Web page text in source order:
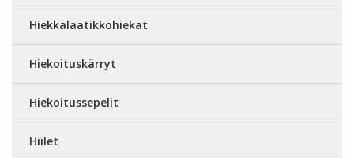
Hiekkalaatikkohiekat
Hiekoituskärryt
Hiekoitussepelit
Hiilet